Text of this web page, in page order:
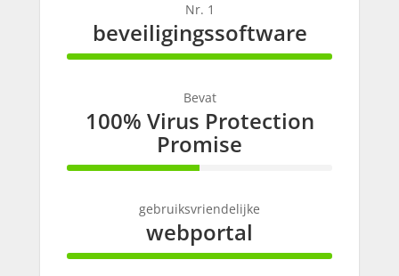
Nr. 1
beveiligingssoftware
100% Complete
Bevat
100% Virus Protection
Promise
50% Complete
gebruiksvriendelijke
webportal
100% Complete